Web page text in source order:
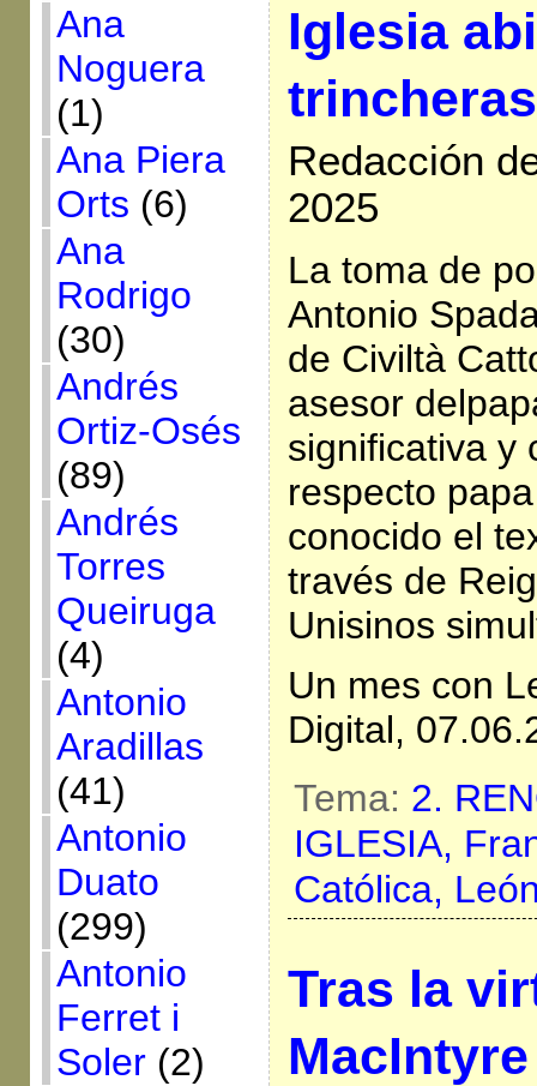
Ana
Noguera
(1)
Ana Piera
Orts (6)
Ana
Rodrigo
(30)
Andrés
Ortiz-Osés
(89)
Andrés
Torres
Queiruga
(4)
Antonio
Aradillas
(41)
Antonio
Duato
(299)
Antonio
Ferret i
Soler(2)
Iglesia
trincheras
Redacción
2025
La toma de
Antonio
de Civiltà
asesor
significativa y
respecto
conocido el
través de
Unisinos
Un mes con
Digital,
Tema: 2.
IGLESIA,
Católica,
Tras la
MacIntyre